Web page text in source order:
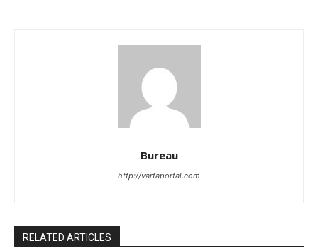
Bureau
http://vartaportal.com
RELATED ARTICLES